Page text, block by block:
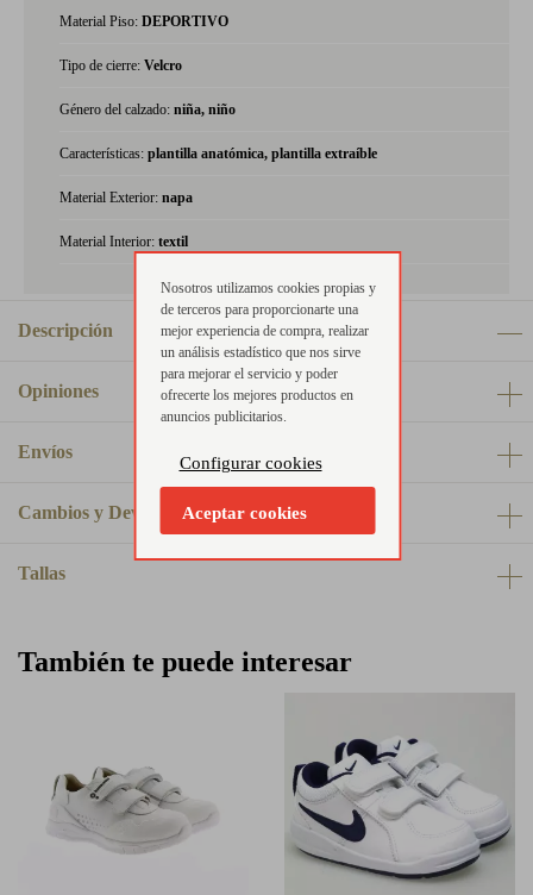
Material Piso: DEPORTIVO
Tipo de cierre: Velcro
Género del calzado: niña, niño
Características: plantilla anatómica, plantilla extraíble
Material Exterior: napa
Material Interior: textil
Descripción
Opiniones
Envíos
Cambios y Devoluciones
Tallas
También te puede interesar
Nosotros utilizamos cookies propias y
de terceros para proporcionarte una
mejor experiencia de compra, realizar
un análisis estadístico que nos sirve
para mejorar el servicio y poder
ofrecerte los mejores productos en
anuncios publicitarios.
Configurar cookies
Aceptar cookies